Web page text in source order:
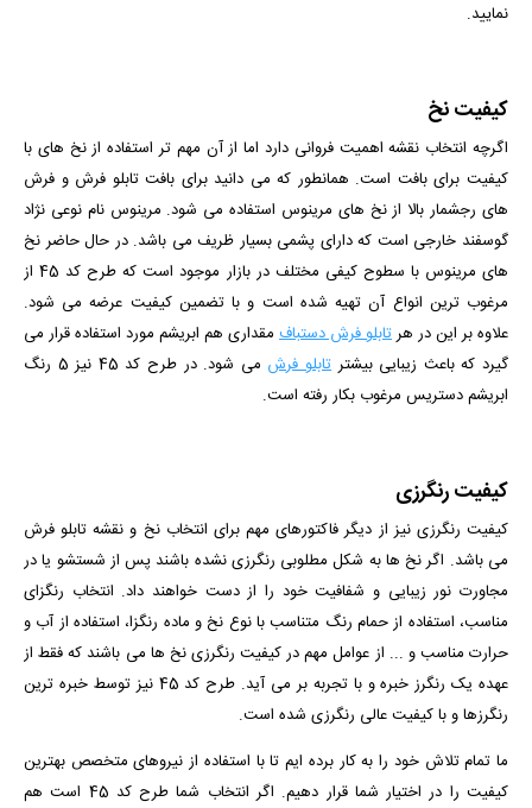
نمایید.
کیفیت نخ
اگرچه انتخاب نقشه اهمیت فروانی دارد اما از آن مهم تر استفاده از نخ های با
کیفیت برای بافت است. همانطور که می دانید برای بافت تابلو فرش و فرش
های رجشمار بالا از نخ های مرینوس استفاده می شود. مرینوس نام نوعی نژاد
گوسفند خارجی است که دارای پشمی بسیار ظریف می باشد. در حال حاضر نخ
های مرینوس با سطوح کیفی مختلف در بازار موجود است که طرح کد 45 از
مرغوب ترین انواع آن تهیه شده است و با تضمین کیفیت عرضه می شود.
علاوه بر این در هرتابلو فرش دستباف مقداری هم ابریشم مورد استفاده قرار می
گیرد که باعث زیبایی بیشتر تابلو فرش
می شود. در طرح کد 45 نیز 5 رنگ
ابریشم دستریس مرغوب بکار رفته است.
کیفیت رنگرزی
کیفیت رنگرزی نیز از دیگر فاکتورهای مهم برای انتخاب نخ و نقشه تابلو فرش
می باشد. اگر نخ ها به شکل مطلوبی رنگرزی نشده باشند پس از شستشو یا در
مجاورت نور زیبایی و شفافیت خود را از دست خواهند داد. انتخاب رنگزای
مناسب، استفاده از حمام رنگ متناسب با نوع نخ و ماده رنگزا، استفاده از آب و
حرارت مناسب و ... از عوامل مهم در کیفیت رنگرزی نخ ها می باشند که فقط از
عهده یک رنگرز خبره و با تجربه بر می آید. طرح کد 45 نیز توسط خبره ترین
رنگرزها و با کیفیت عالی رنگرزی شده است.
ما تمام تلاش خود را به کار برده ایم تا با استفاده از نیروهای متخصص بهترین
کیفیت را در اختیار شما قرار دهیم. اگر انتخاب شما طرح کد 45 است هم